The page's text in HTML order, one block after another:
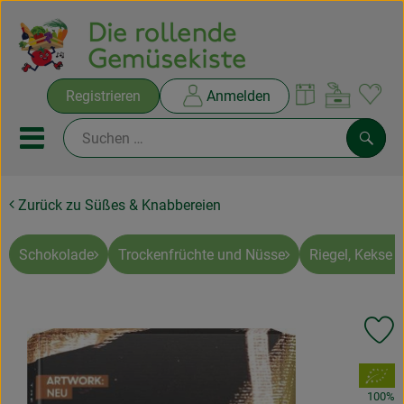
Registrieren Anmelden
Mobiles Menu öffnen oder
Ökokisten
Rezepte
NEUES & ANGEBOTE
Ökokisten
Zurück zu Süßes & Knabbereien
Schokolade Trockenfrüchte und Nüsse Riegel, Kekse
, Verband:
100%